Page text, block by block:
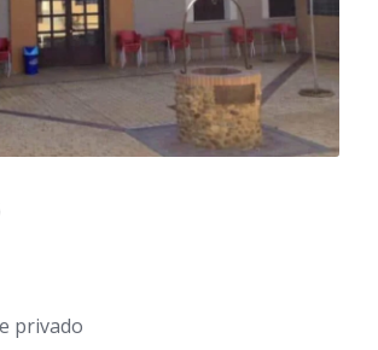
privado